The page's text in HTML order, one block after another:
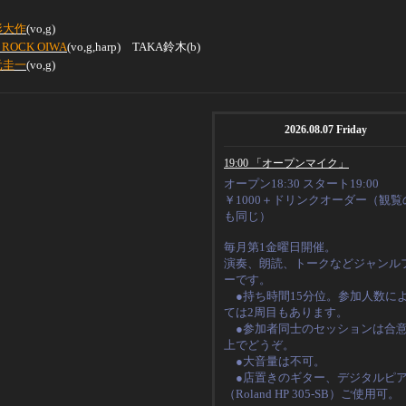
大作(vo,g)
OIWA(vo,g,harp) TAKA鈴木(b)
圭一(vo,g)
2026.08.07 Friday
19:00 「オープンマイク」
オープン18:30 スタート19:00
￥1000＋ドリンクオーダー（観覧
も同じ）
毎月第1金曜日開催。
演奏、朗読、トークなどジャンル
ーです。
●持ち時間15分位。 参加人数に
ては2周目もあります。
●参加者同士のセッションは合
上でどうぞ。
●大音量は不可。
●店置きのギター、デジタルピ
（Roland HP 305-SB ）ご使用可。